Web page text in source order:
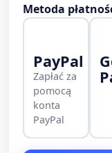
Metoda
PayPal
Zapłać za
pomocą
konta
PayPal